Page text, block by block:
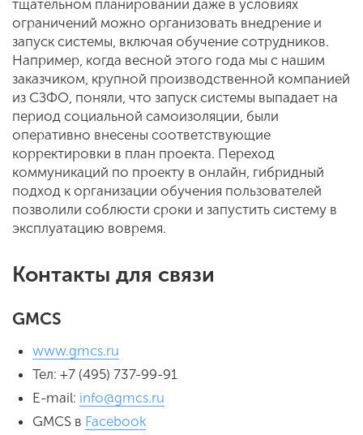
тщательном планировании даже в условиях
ограничений можно организовать внедрение и
запуск системы, включая обучение сотрудников.
Например, когда весной этого года мы с нашим
заказчиком, крупной производственной компанией
из СЗФО, поняли, что запуск системы выпадает на
период социальной самоизоляции, были
оперативно внесены соответствующие
корректировки в план проекта. Переход
коммуникаций по проекту в онлайн, гибридный
подход к организации обучения пользователей
позволили соблюсти сроки и запустить систему в
эксплуатацию вовремя.
Контакты для связи
GMCS
www.gmcs.ru
Тел: +7 (495) 737-99-91
E-mail: info@gmcs.ru
GMCS в Facebook